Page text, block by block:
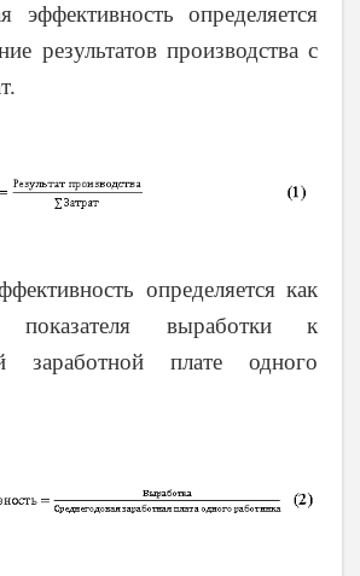
эффективность определяется
результатов производства с
определяется как
показателя выработки к
заработной плате одного